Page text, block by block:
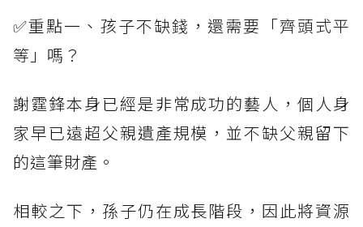
✅重點一、孩子不缺錢，還需要「齊頭式平
等」嗎？
謝霆鋒本身已經是非常成功的藝人，個人身
家早已遠超父親遺產規模，並不缺父親留下
的這筆財產。
相較之下，孫子仍在成長階段，因此將資源